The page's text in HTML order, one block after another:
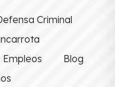
Criminal
Empleos
Blog